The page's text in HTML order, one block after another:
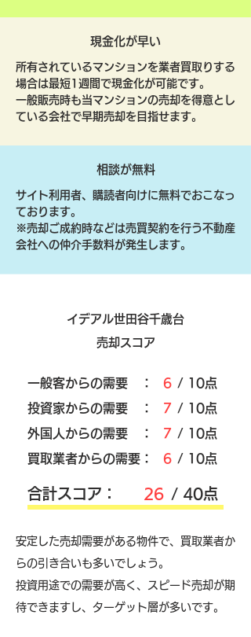
現金化が早い
所有されているマンションを業者買取りする
場合は最短1週間で現金化が可能です。
一般販売時も当マンションの売却を得意とし
ている会社で早期売却を目指せます。
相談が無料
サイト利用者、購読者向けに無料でおこなっ
ております。
​※売却ご成約時などは売買契約を行う不動産
会社への仲介手数料が発生します。
イデアル世田谷千歳台
売却スコア
​一般客からの需要 ： 6 / 10点
​投資家からの需要 ：
7 / 10点
外国人からの需要 ：
7 / 10点
買取業者からの需要：
6 / 10点
​合計スコア： 26 / 40点
安定した売却需要がある物件で、買取業者か
らの引き合いも多いでしょう。
投資用途での需要が高く、スピード売却が期
待できますし、ターゲット層が多いです。